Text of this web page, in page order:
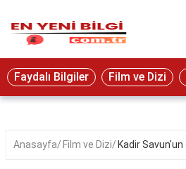
Eğitim
Ekonomi
Seyahat
Faydalı Bilgiler Film ve Dizi
Anasayfa Film ve Dizi Kadir